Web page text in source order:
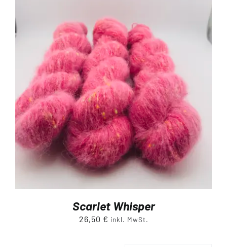
Scarlet Whisper
26,50 € inkl. MwSt.